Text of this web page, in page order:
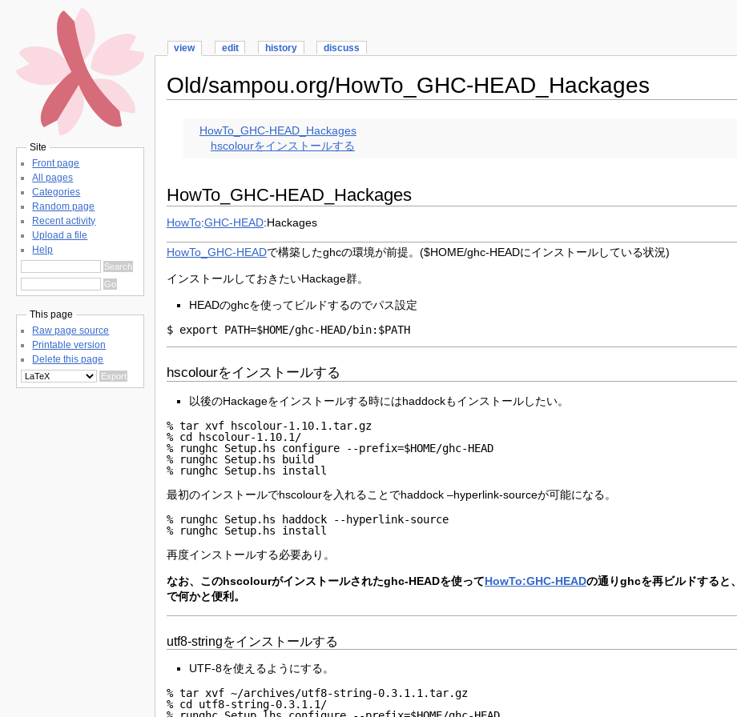
view edit history discuss
Old/sampou.org/HowTo_GHC-HEAD_Hackages
HowTo_GHC-HEAD_Hackages
hscolourをインストールする
HowTo_GHC-HEAD_Hackages
HowTo:GHC-HEAD:Hackages
HowTo_GHC-HEADで構築したghcの環境が前提。($HOME/ghc-HEADにインストールしている状況)
インストールしておきたいHackage群。
HEADのghcを使ってビルドするのでパス設定
$ export PATH=$HOME/ghc-HEAD/bin:$PATH
hscolourをインストールする
以後のHackageをインストールする時にはhaddockもインストールしたい。
% tar xvf hscolour-1.10.1.tar.gz
% cd hscolour-1.10.1/
% runghc Setup.hs configure --prefix=$HOME/ghc-HEAD
% runghc Setup.hs build
% runghc Setup.hs install
最初のインストールでhscolourを入れることでhaddock –hyperlink-sourceが可能になる。
% runghc Setup.hs haddock --hyperlink-source
% runghc Setup.hs install
再度インストールする必要あり。
なお、このhscolourがインストールされたghc-HEADを使ってHowTo:GHC-HEADの通りghcを再ビルドすると、
で何かと便利。
utf8-stringをインストールする
UTF-8を使えるようにする。
% tar xvf ~/archives/utf8-string-0.3.1.1.tar.gz
% cd utf8-string-0.3.1.1/
Site
Front page
All pages
Categories
Random page
Recent activity
Upload a file
Help
This page
Raw page source
Printable version
Delete this page